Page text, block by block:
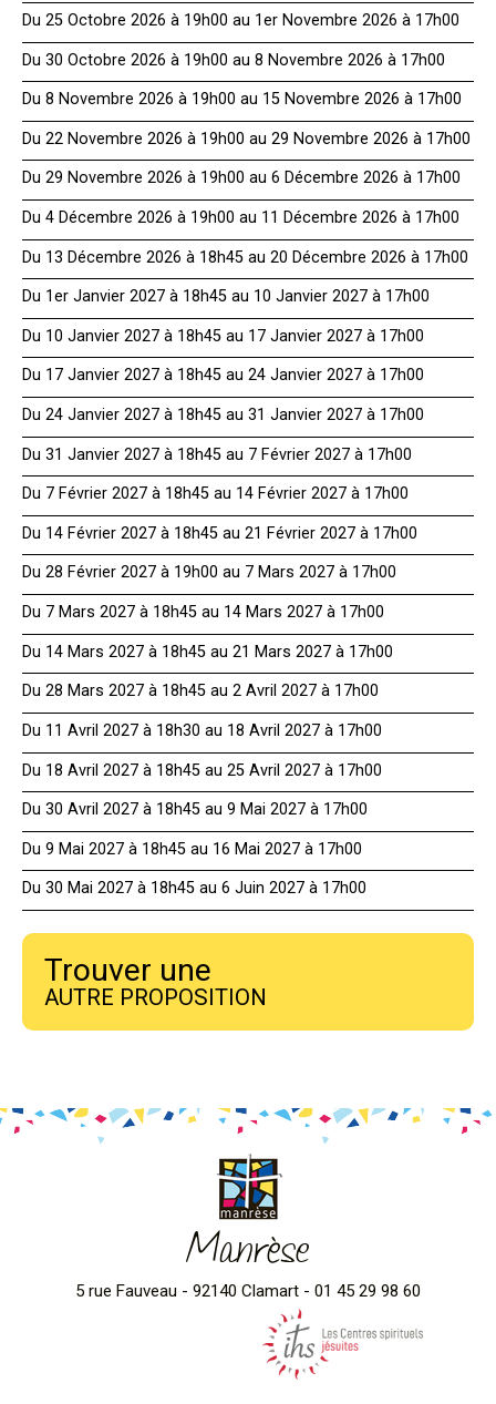
Du 25 Octobre 2026 à 19h00 au 1er Novembre 2026 à 17h00
Du 30 Octobre 2026 à 19h00 au 8 Novembre 2026 à 17h00
Du 8 Novembre 2026 à 19h00 au 15 Novembre 2026 à 17h00
Du 22 Novembre 2026 à 19h00 au 29 Novembre 2026 à 17h00
Du 29 Novembre 2026 à 19h00 au 6 Décembre 2026 à 17h00
Du 4 Décembre 2026 à 19h00 au 11 Décembre 2026 à 17h00
Du 13 Décembre 2026 à 18h45 au 20 Décembre 2026 à 17h00
Du 1er Janvier 2027 à 18h45 au 10 Janvier 2027 à 17h00
Du 10 Janvier 2027 à 18h45 au 17 Janvier 2027 à 17h00
Du 17 Janvier 2027 à 18h45 au 24 Janvier 2027 à 17h00
Du 24 Janvier 2027 à 18h45 au 31 Janvier 2027 à 17h00
Du 31 Janvier 2027 à 18h45 au 7 Février 2027 à 17h00
Du 7 Février 2027 à 18h45 au 14 Février 2027 à 17h00
Du 14 Février 2027 à 18h45 au 21 Février 2027 à 17h00
Du 28 Février 2027 à 19h00 au 7 Mars 2027 à 17h00
Du 7 Mars 2027 à 18h45 au 14 Mars 2027 à 17h00
Du 14 Mars 2027 à 18h45 au 21 Mars 2027 à 17h00
Du 28 Mars 2027 à 18h45 au 2 Avril 2027 à 17h00
Du 11 Avril 2027 à 18h30 au 18 Avril 2027 à 17h00
Du 18 Avril 2027 à 18h45 au 25 Avril 2027 à 17h00
Du 30 Avril 2027 à 18h45 au 9 Mai 2027 à 17h00
Du 9 Mai 2027 à 18h45 au 16 Mai 2027 à 17h00
Du 30 Mai 2027 à 18h45 au 6 Juin 2027 à 17h00
Trouver une
AUTRE PROPOSITION
Manrèse
5 rue Fauveau - 92140 Clamart - 01 45 29 98 60